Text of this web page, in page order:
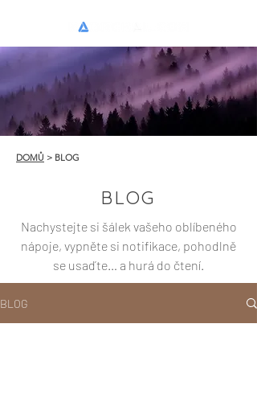
DOMŮ > BLOG
BLOG
Nachystejte si šálek vašeho oblíbeného
nápoje, vypněte si notifikace, pohodlně
se usaďte… a hurá do čtení.
BLOG